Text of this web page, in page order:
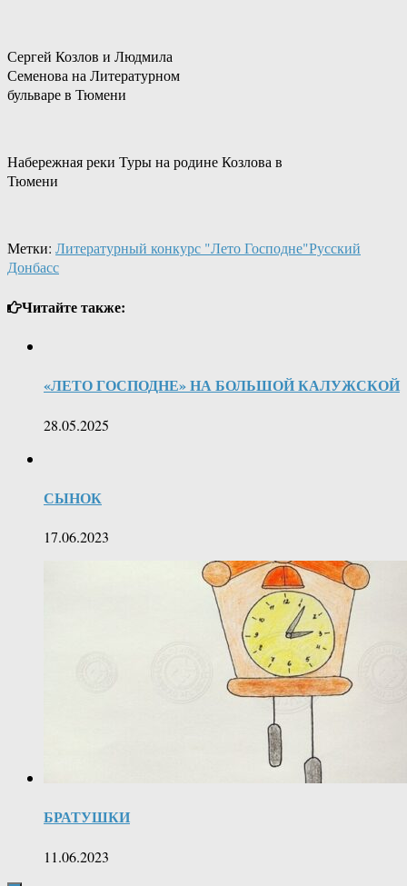
Сергей Козлов и Людмила
Семенова на Литературном
бульваре в Тюмени
Набережная реки Туры на родине Козлова в
Тюмени
Метки: Литературный конкурс "Лето Господне"Русский
Донбасс
Читайте также:
«ЛЕТО ГОСПОДНЕ» НА БОЛЬШОЙ КАЛУЖСКОЙ
28.05.2025
СЫНОК
17.06.2023
БРАТУШКИ
11.06.2023